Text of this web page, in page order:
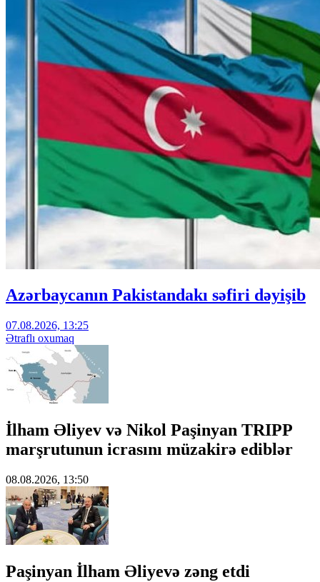
Azərbaycanın Pakistandakı səfiri dəyişib
07.08.2026, 13:25
Ətraflı oxumaq
İlham Əliyev və Nikol Paşinyan TRIPP
marşrutunun icrasını müzakirə ediblər
08.08.2026, 13:50
Paşinyan İlham Əliyevə zəng etdi